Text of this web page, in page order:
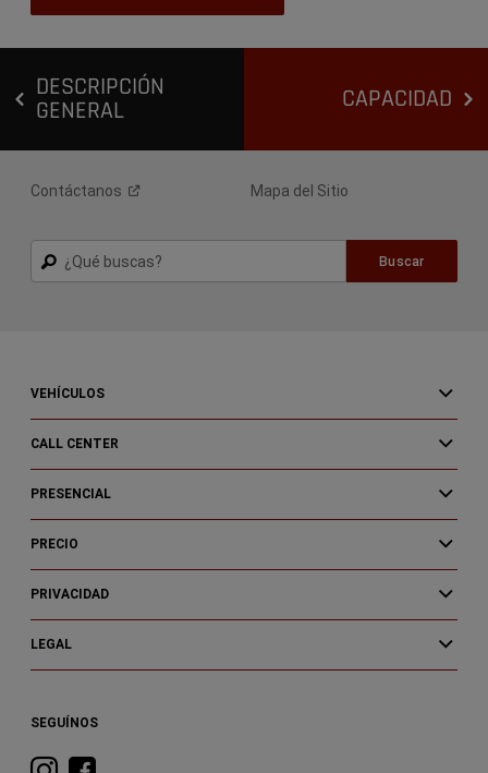
DESCRIPCIÓN
GENERAL CAPACIDAD
Contáctanos Mapa del Sitio
Buscar
Buscar
VEHÍCULOS
CALL CENTER
PRESENCIAL
PRECIO
PRIVACIDAD
LEGAL
SEGUÍNOS